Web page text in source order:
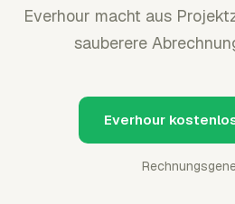
Everhour macht aus
sauberere
Everhour